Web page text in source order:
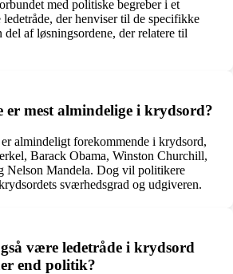
med politiske begreber i et
der henviser til de specifikke
del af løsningsordene, der relatere til
mest almindelige i krydsord?
almindeligt forekommende i krydsord,
Barack Obama, Winston Churchill,
Nelson Mandela. Dog vil politikere
sværhedsgrad og udgiveren.
være ledetråde i krydsord
end politik?